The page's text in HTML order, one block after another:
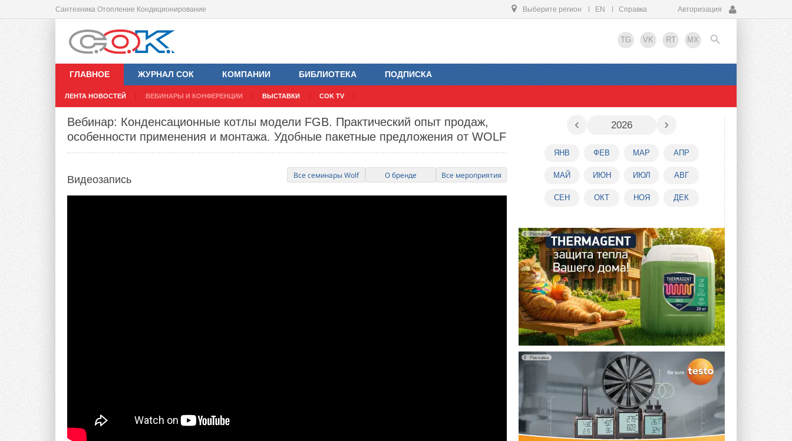
Сантехника Отопление Кондиционирование Выберите регион EN Справка Авторизация
TG VK RT MX
ГЛАВНОЕ
ЛЕНТА НОВОСТЕЙ ВЕБИНАРЫ И КОНФЕРЕНЦИИ ВЫСТАВКИ COK TV
ЖУРНАЛ СОК КОМПАНИИ БИБЛИОТЕКА ПОДПИСКА
EN
Вебинар: Конденсационные котлы модели FGB. Практический опыт продаж,
особенности применения и монтажа. Удобные пакетные предложения от WOLF
Все семинары Wolf О бренде Все мероприятия
Видеозапись
‹ 2026 ›
ЯНВ ФЕВ МАР АПР
МАЙ ИЮН ИЮЛ АВГ
СЕН ОКТ НОЯ ДЕК
Реклама
Реклама